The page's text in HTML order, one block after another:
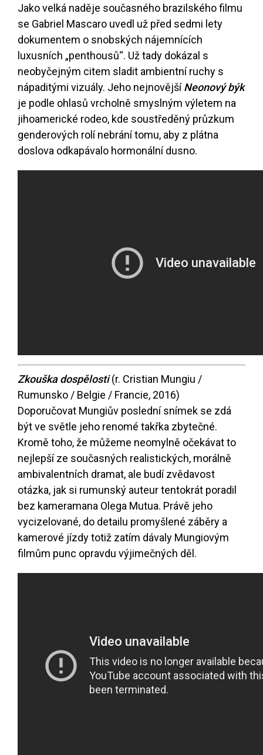
Jako velká naděje současného brazilského filmu
se Gabriel Mascaro uvedl už před sedmi lety
dokumentem o snobských nájemnících
luxusních „penthousů“. Už tady dokázal s
neobyčejným citem sladit ambientní ruchy s
nápaditými vizuály. Jeho nejnovějšíNeonový býk
je podle ohlasů vrcholně smyslným výletem na
jihoamerické rodeo, kde soustředěný průzkum
genderových rolí nebrání tomu, aby z plátna
doslova odkapávalo hormonální dusno.
Zkouška dospělosti(r. Cristian Mungiu /
Rumunsko / Belgie / Francie, 2016)
Doporučovat Mungiův poslední snímek se zdá
být ve světle jeho renomé takřka zbytečné.
Kromě toho, že můžeme neomylně očekávat to
nejlepší ze současných realistických, morálně
ambivalentních dramat, ale budí zvědavost
otázka, jak si rumunský auteur tentokrát poradil
bez kameramana Olega Mutua. Právě jeho
vycizelované, do detailu promyšlené záběry a
kamerové jízdy totiž zatím dávaly Mungiovým
filmům punc opravdu výjimečných děl.